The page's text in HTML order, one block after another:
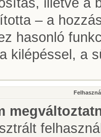
– a
hasonló
kilépéssel, a